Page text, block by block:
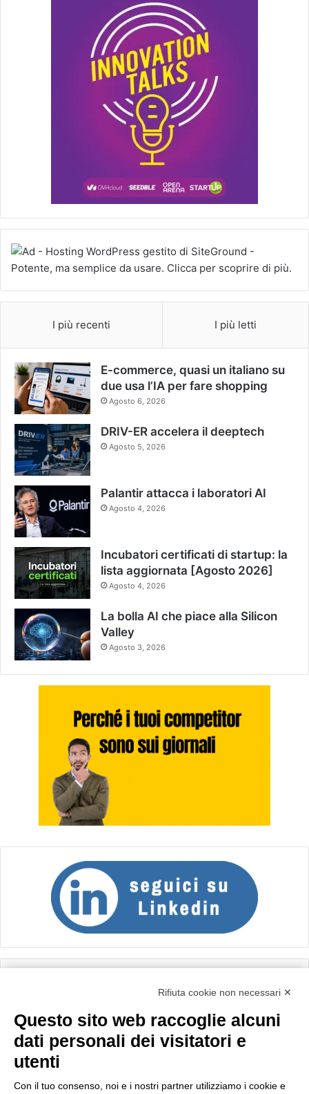
I più recenti I più letti
E-commerce, quasi un italiano su
due usa l’IA per fare shopping
Agosto 6, 2026
DRIV-ER accelera il deeptech
Agosto 5, 2026
Palantir attacca i laboratori AI
Agosto 4, 2026
Incubatori certificati di startup: la
lista aggiornata [Agosto 2026]
Agosto 4, 2026
La bolla AI che piace alla Silicon
Valley
Agosto 3, 2026
Importo netto (€):
Rifiuta cookie non necessari ✕
Questo sito web raccoglie alcuni
dati personali dei visitatori e
utenti
Con il tuo consenso, noi e i nostri partner utilizziamo i cookie e